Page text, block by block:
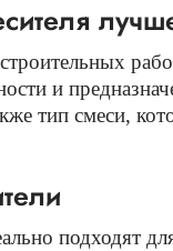
и
тип смеси,
подходят